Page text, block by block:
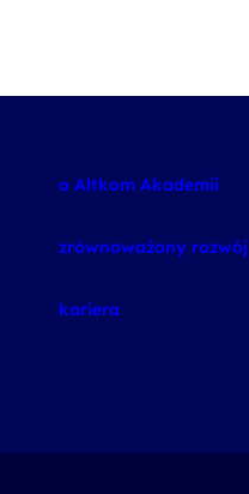
o Altkom Akademii
zrównoważony rozwój
kariera